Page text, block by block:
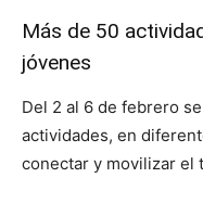
Más de 50
jóvenes
Del 2 al 6 de febrero
actividades, en
conectar y movilizar el